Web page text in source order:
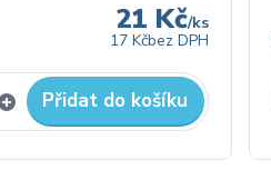
21 Kč/ks
17 Kčbez DPH
Přidat do košíku